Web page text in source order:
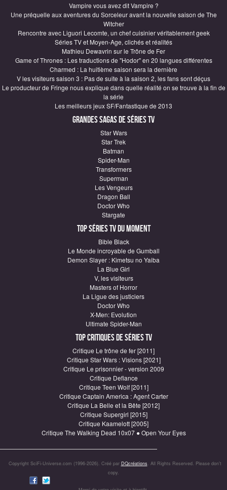
Vampire vous avez dit Vampire ?
Une préquelle aux aventures du Sorceleur avant la nouvelle saison de The
Witcher
Rencontre avec Liguori Lecomte, un chef cuisinier véritablement geek
Séries TV et Moyen-Age, clichés et réalités
Mathieu Dewavrin sur le Trône de Fer
Game of Thrones : Les traductions de "Hodor" en 20 langues différentes
Charmed : La huitième saison sera la dernière
V les visiteurs saison 3 : Pas de suite à la saison 2, les fans sont déçus
Le producteur de Fringe nous explique dans quelle réalité on se trouve à la fin de
la série
Les meilleurs jeux SF/Fantastique de 2013
Grandes sagas de Séries TV
Star Wars
Star Trek
Batman
Spider-Man
Transformers
Superman
Les Vengeurs
Dragon Ball
Doctor Who
Stargate
Top Séries TV du moment
Bible Black
Le Monde incroyable de Gumball
Demon Slayer : Kimetsu no Yaiba
La Blue Girl
V, les visiteurs
Masters of Horror
La Ligue des justiciers
Doctor Who
X-Men: Evolution
Ultimate Spider-Man
Top critiques de Séries TV
Critique Le trône de fer [2011]
Critique Star Wars : Visions [2021]
Critique Le prisonnier - version 2009
Critique Defiance
Critique Teen Wolf [2011]
Critique Captain America : Agent Carter
Critique La Belle et la Bête [2012]
Critique Supergirl [2015]
Critique Kaamelott [2005]
Critique The Walking Dead 10x07 ● Open Your Eyes
Copyright SciFi-Universe.com (1996-2026). Créé par DQcréations . All Rights Reserved. Please don’t
copy.